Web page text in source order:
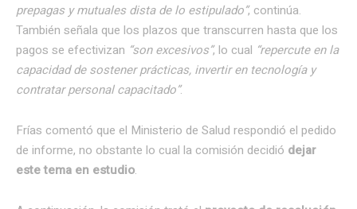
prepagas y mutuales dista de lo estipulado”, continúa.
También señala que los plazos que transcurren hasta que los
pagos se efectivizan “son excesivos”, lo cual “repercute en la
capacidad de sostener prácticas, invertir en tecnología y
contratar personal capacitado”.
Frías comentó que el Ministerio de Salud respondió el pedido
de informe, no obstante lo cual la comisión decidió dejar
este tema en estudio.